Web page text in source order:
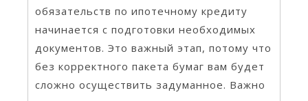
обязательств по ипотечному кредиту
начинается с подготовки необходимых
документов. Это важный этап, потому что
без корректного пакета бумаг вам будет
сложно осуществить задуманное. Важно